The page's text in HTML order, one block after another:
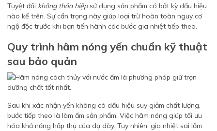
Tuyệt đối không thỏa hiệpsử dụng sản phẩm có bất kỳ dấu hiệu
nào kể trên. Sự cẩn trọng này giúp loại trừ hoàn toàn nguy cơ
ngộ độc trước khi bạn tiến hành các bước gia nhiệt tiếp theo.
Quy trình hâm nóng yến chuẩn kỹ thuật
sau bảo quản
Sau khi xác nhận yến không có dấu hiệu suy giảm chất lượng,
bước tiếp theo là làm ấm sản phẩm. Việc hâm nóng giúp tối ưu
hóa khả năng hấp thụ của dạ dày. Tuy nhiên, gia nhiệt sai lầm